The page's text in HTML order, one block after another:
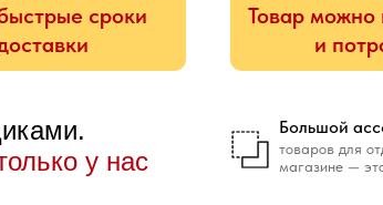
сроки
Товар можно
и
товаров для
магазине —
Большой
у нас